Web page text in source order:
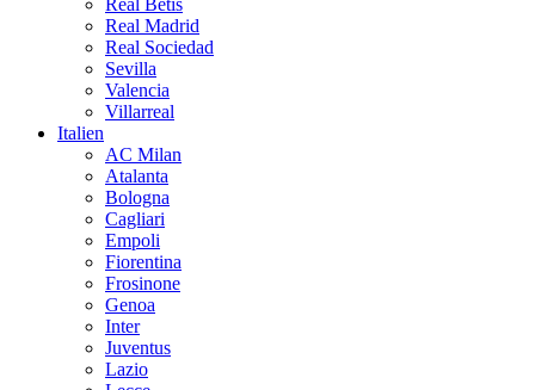
Real Madrid
Real Sociedad
Sevilla
Valencia
Villarreal
Italien
AC Milan
Atalanta
Bologna
Cagliari
Empoli
Fiorentina
Frosinone
Genoa
Inter
Juventus
Lazio